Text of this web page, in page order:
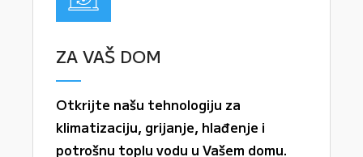
ZA VAŠ DOM
Otkrijte našu tehnologiju za
klimatizaciju, grijanje, hlađenje i
potrošnu toplu vodu u Vašem domu.